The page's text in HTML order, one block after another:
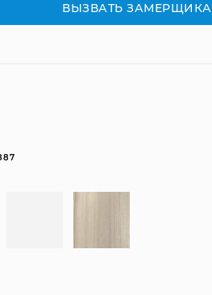
ВЫЗВАТЬ ЗАМЕРЩИКА